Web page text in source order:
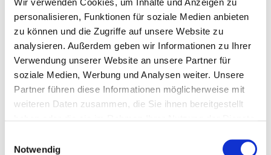
personalisieren, Funktionen für soziale Medien anbieten
zu können und die Zugriffe auf unsere Website zu
analysieren. Außerdem geben wir Informationen zu Ihrer
Verwendung unserer Website an unsere Partner für
soziale Medien, Werbung und Analysen weiter. Unsere
Partner führen diese Informationen möglicherweise mit
weiteren Daten zusammen, die Sie ihnen bereitgestellt
Cookies, wenn Sie unsere Webseite weiterhin nutzen.
Notwendig